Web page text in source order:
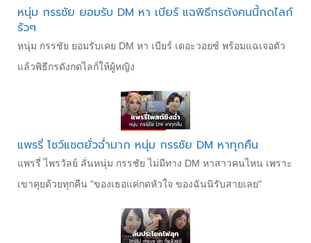
หนุ่ม กรรชัย ยอมรับ DM หา เบียร์ แฉพิธีกรดังคนนี้กดไลก์
รัวๆ
หนุ่ม กรรชัย ยอมรับเคย DM หา เบียร์ เดอะวอยซ์ พร้อมแฉเจอตัว
แล้วพิธีกรดังกดไลก์ให้ผู้หญิง
แพรรี่ โชว์แชตยั่วฉ่ำมาก หนุ่ม กรรชัย DM หาทุกคืน
แพรรี่ ไพรวัลย์ ลั่นหนุ่ม กรรชัย ไม่มีทาง DM หาสาวคนไหน เพราะ
เขาคุยด้วยทุกคืน "ของเธอแค่กดหัวใจ ของฉันนิรับสายเลย"